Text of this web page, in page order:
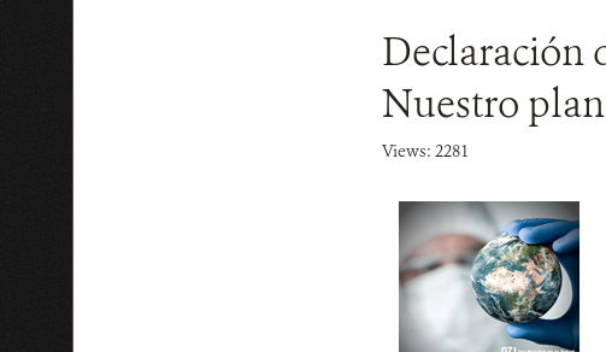
Declaración
Nuestro
Views: 2281